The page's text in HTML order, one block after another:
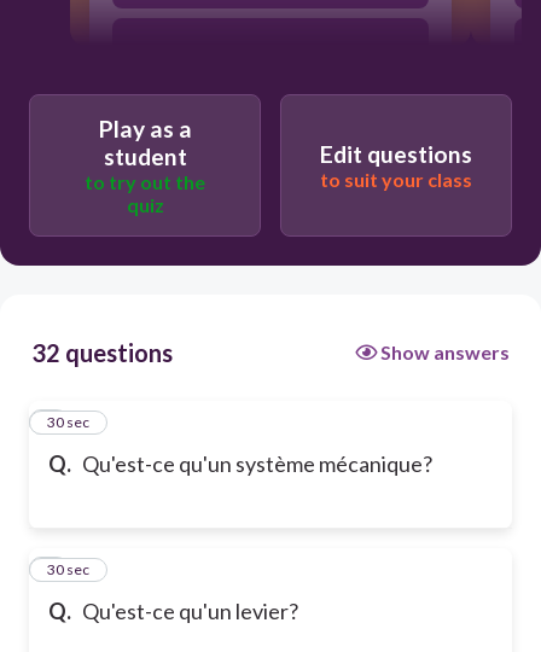
Un système qui utilise de l'énergie
électrique pour fonctionner
Play as a
student
to try out the
quiz
Edit questions
to suit your class
32 questions Show answers
Q. Qu'est-ce qu'un système mécanique?
1
30 sec
Q. Qu'est-ce qu'un levier?
2
30 sec